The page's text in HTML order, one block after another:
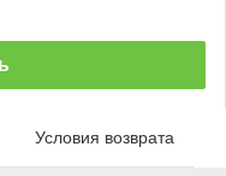
Условия возврата